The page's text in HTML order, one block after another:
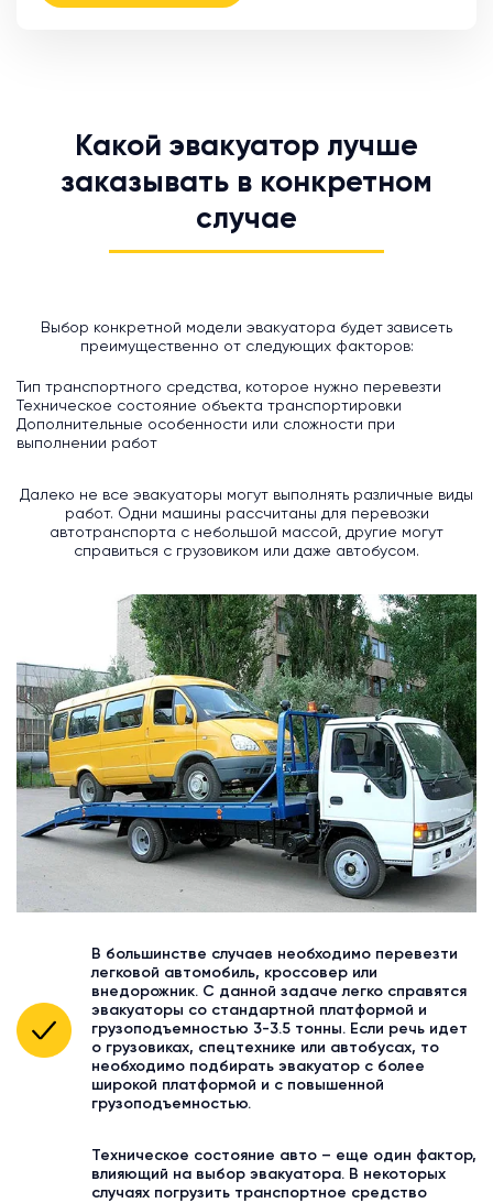
Какой эвакуатор лучше
заказывать в конкретном
случае
Выбор конкретной модели эвакуатора будет зависеть
преимущественно от следующих факторов:
Тип транспортного средства, которое нужно перевезти
Техническое состояние объекта транспортировки
Дополнительные особенности или сложности при
выполнении работ
Далеко не все эвакуаторы могут выполнять различные виды
работ. Одни машины рассчитаны для перевозки
автотранспорта с небольшой массой, другие могут
справиться с грузовиком или даже автобусом.
В большинстве случаев необходимо перевезти
легковой автомобиль, кроссовер или
внедорожник. С данной задаче легко справятся
эвакуаторы со стандартной платформой и
грузоподъемностью 3-3.5 тонны. Если речь идет
о грузовиках, спецтехнике или автобусах, то
необходимо подбирать эвакуатор с более
широкой платформой и с повышенной
грузоподъемностью.
Техническое состояние авто – еще один фактор,
влияющий на выбор эвакуатора. В некоторых
случаях погрузить транспортное средство